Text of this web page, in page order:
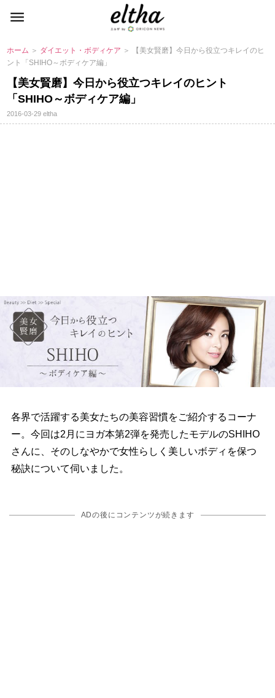
ホーム ＞ ダイエット・ボディケア ＞ 【美女賢磨】今日から役立つキレイのヒ
ント「SHIHO～ボディケア編」
【美女賢磨】今日から役立つキレイのヒント
「SHIHO～ボディケア編」
2016-03-29eltha
各界で活躍する美女たちの美容習慣をご紹介するコーナ
ー。今回は2月にヨガ本第2弾を発売したモデルのSHIHO
さんに、そのしなやかで女性らしく美しいボディを保つ
秘訣について伺いました。
ADの後にコンテンツが続きます